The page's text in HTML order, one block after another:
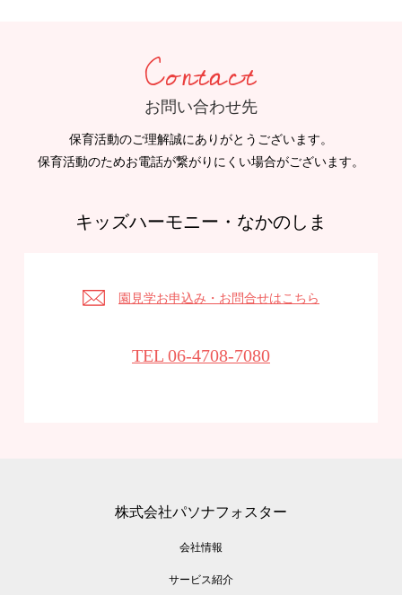
Contact
お問い合わせ先
保育活動のご理解誠にありがとうございます。
保育活動のためお電話が繋がりにくい場合がございます。
キッズハーモニー・なかのしま
園見学お申込み・お問合せはこちら
TEL 06-4708-7080
株式会社パソナフォスター
会社情報
サービス紹介